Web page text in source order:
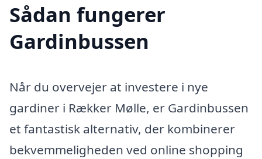
Sådan fungerer
Gardinbussen
Når du overvejer at investere i nye
gardiner i Rækker Mølle, er Gardinbussen
et fantastisk alternativ, der kombinerer
bekvemmeligheden ved online shopping